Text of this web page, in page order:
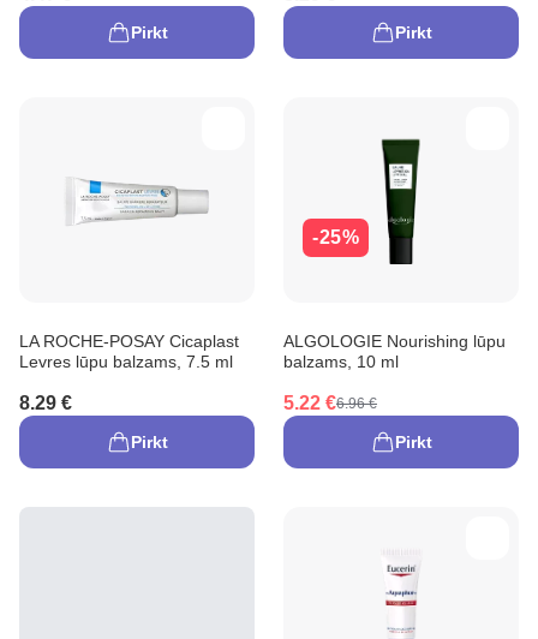
Pirkt Pirkt
LA ROCHE-POSAY Cicaplast
Levres lūpu balzams, 7.5 ml
8.29 €
Pirkt
-25%
ALGOLOGIE Nourishing lūpu
balzams, 10 ml
5.22 €6.96 €
Pirkt